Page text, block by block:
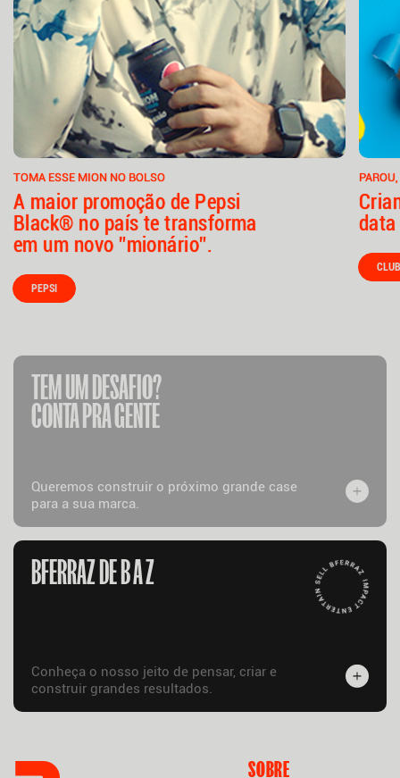
TOMA ESSE MION NO BOLSO
A maior promoção de Pepsi
Black® no país te transforma
em um novo ”mionário”.
PEPSI
TEM UM DESAFIO?
CONTA PRA GENTE
Queremos construir o próximo grande case
para a sua marca.
BFERRAZ DE B A Z
Conheça o nosso jeito de pensar, criar e
construir grandes resultados.
SOBRE